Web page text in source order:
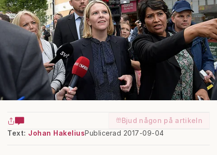
Bjud någon på artikeln
Text: Johan HakeliusPublicerad 2017-09-04